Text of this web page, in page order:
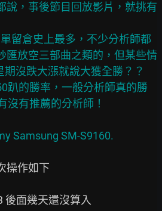
說，事後節目回放影片，就挑有
留倉史上最多，不少分析師都
匯放空三部曲之類的，但某些情
沒跌大漲就說大獲全勝？？
趴的勝率，一般分析師真的勝
沒有推薦的分析師！
操作如下
面幾天還沒算入